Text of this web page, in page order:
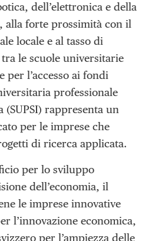
dell’elettronica e della
alla forte prossimità con il
locale e al tasso di
le scuole universitarie
per l’accesso ai fondi
professionale
(SUPSI) rappresenta un
per le imprese che
di ricerca applicata.
per lo sviluppo
dell’economia, il
le imprese innovative
l’innovazione economica,
per l’ampiezza delle